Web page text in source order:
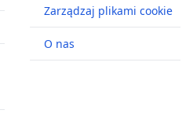
Zarządzaj plikami cookie
O nas